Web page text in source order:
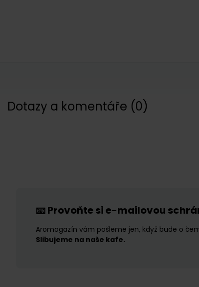
Dotazy a komentáře (0)
📧Provoňte si e-mailovou
Aromagazín vám pošleme jen, když bude o
Slibujeme na naše kafe.